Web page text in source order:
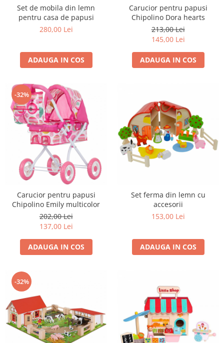
Noris
Paint Art
Play Doh
PolarB by Viga
Progarden
Prosperplast
Purple Cow
Raduka
Ravensburger
Schmidt
Sequin Art
Silverlit
Simba
Spin Master
Stragoo Games
Tender Leaf
Topbright
Trefl
Vektory
Set de mobila din lemn
pentru casa de papusi
280,00 Lei
ADAUGA IN COS
Carucior pentru papusi
Chipolino Dora hearts
213,00 Lei
145,00 Lei
ADAUGA IN COS
-32%
Carucior pentru papusi
Chipolino Emily multicolor
202,00 Lei
137,00 Lei
ADAUGA IN COS
Set ferma din lemn cu
accesorii
153,00 Lei
ADAUGA IN COS
-32%